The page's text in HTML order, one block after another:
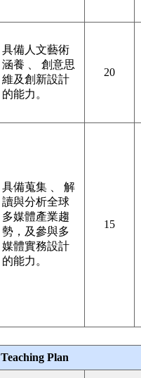
具備人文藝術
涵養 、 創意思
維及創新設計
的能力。
20
具備蒐集 、 解
讀與分析全球
多媒體產業趨
勢，及參與多
媒體實務設計
的能力。
15
Teaching Plan